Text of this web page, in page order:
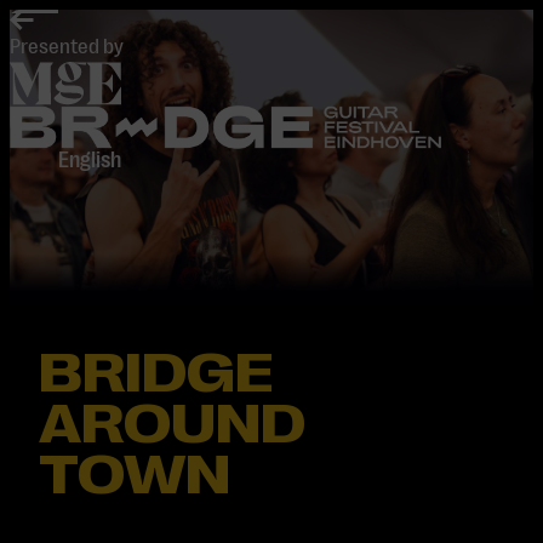
Presented by
home
English
BRIDGE
AROUND
TOWN